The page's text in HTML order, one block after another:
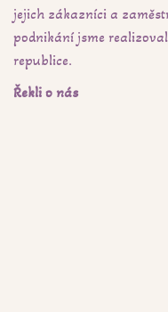
jejich zákazníci a
podnikání jsme
republice.
Řekli o nás